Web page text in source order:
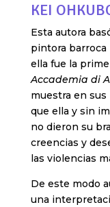
KEI
Esta autora
pintora barroca
ella fue la
Accademia di
muestra en sus
que ella y sin
no dieron su
creencias y
las violencias
De este modo
una